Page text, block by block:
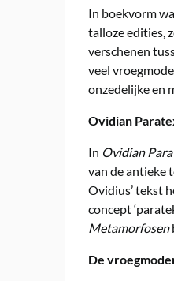
In boekvorm
talloze edities,
verschenen
veel
onzedelijke en
Ovidian
In Ovidian
van de antieke
Ovidius’ tekst
concept
Metamorfosen
De